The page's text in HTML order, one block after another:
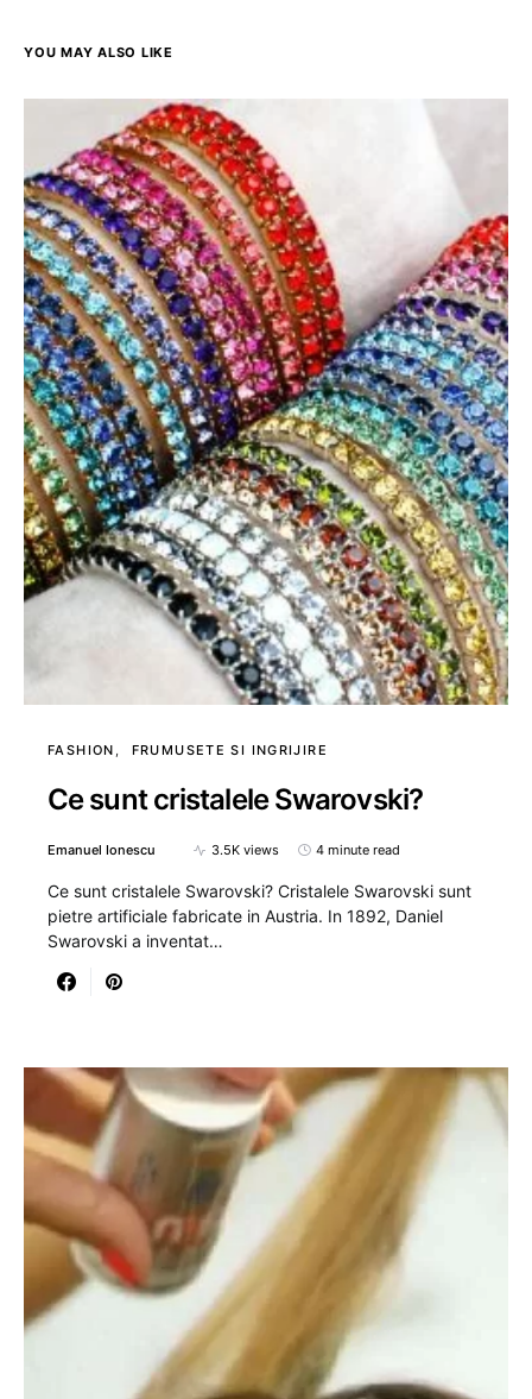
YOU MAY ALSO LIKE
FASHION FRUMUSETE SI INGRIJIRE
Ce sunt cristalele Swarovski?
Emanuel Ionescu 3.5K views 4 minute read
Ce sunt cristalele Swarovski? Cristalele Swarovski sunt
pietre artificiale fabricate in Austria. In 1892, Daniel
Swarovski a inventat…